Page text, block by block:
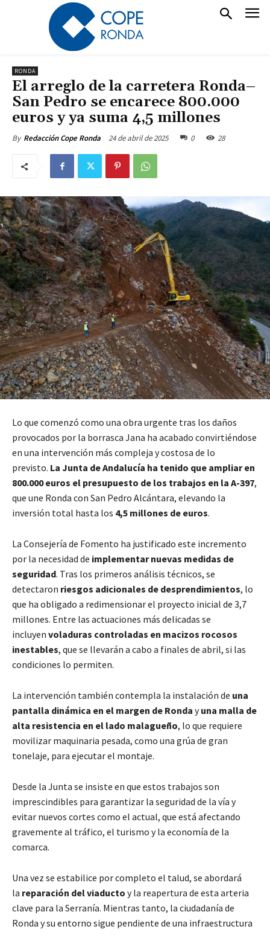
RONDA
El arreglo de la carretera Ronda–
San Pedro se encarece 800.000
euros y ya suma 4,5 millones
By Redacción Cope Ronda 24 de abril de 2025 0 28
Lo que comenzó como una obra urgente tras los daños
provocados por la borrasca Jana ha acabado convirtiéndose
en una intervención más compleja y costosa de lo
previsto. La Junta de Andalucía ha tenido que ampliar en
800.000 euros el presupuesto de los trabajos en la A-397,
que une Ronda con San Pedro Alcántara, elevando la
inversión total hasta los 4,5 millones de euros.
La Consejería de Fomento ha justificado este incremento
por la necesidad de implementar nuevas medidas de
seguridad. Tras los primeros análisis técnicos, se
detectaron riesgos adicionales de desprendimientos, lo
que ha obligado a redimensionar el proyecto inicial de 3,7
millones. Entre las actuaciones más delicadas se
incluyen voladuras controladas en macizos rocosos
inestables, que se llevarán a cabo a finales de abril, si las
condiciones lo permiten.
La intervención también contempla la instalación de una
pantalla dinámica en el margen de Ronda yuna malla de
alta resistencia en el lado malagueño, lo que requiere
movilizar maquinaria pesada, como una grúa de gran
tonelaje, para ejecutar el montaje.
Desde la Junta se insiste en que estos trabajos son
imprescindibles para garantizar la seguridad de la vía y
evitar nuevos cortes como el actual, que está afectando
gravemente al tráfico, el turismo y la economía de la
comarca.
Una vez se estabilice por completo el talud, se abordará
la reparación del viaducto y la reapertura de esta arteria
clave para la Serranía. Mientras tanto, la ciudadanía de
Ronda y su entorno sigue pendiente de una infraestructura